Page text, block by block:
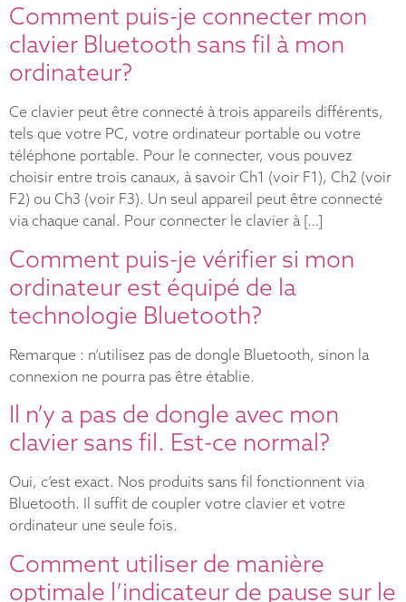
Comment puis-je connecter mon
clavier Bluetooth sans fil à mon
ordinateur?
Ce clavier peut être connecté à trois appareils différents,
tels que votre PC, votre ordinateur portable ou votre
téléphone portable. Pour le connecter, vous pouvez
choisir entre trois canaux, à savoir Ch1 (voir F1), Ch2 (voir
F2) ou Ch3 (voir F3). Un seul appareil peut être connecté
via chaque canal. Pour connecter le clavier à […]
Comment puis-je vérifier si mon
ordinateur est équipé de la
technologie Bluetooth?
Remarque : n’utilisez pas de dongle Bluetooth, sinon la
connexion ne pourra pas être établie.
Il n’y a pas de dongle avec mon
clavier sans fil. Est-ce normal?
Oui, c’est exact. Nos produits sans fil fonctionnent via
Bluetooth. Il suffit de coupler votre clavier et votre
ordinateur une seule fois.
Comment utiliser de manière
optimale l’indicateur de pause sur le